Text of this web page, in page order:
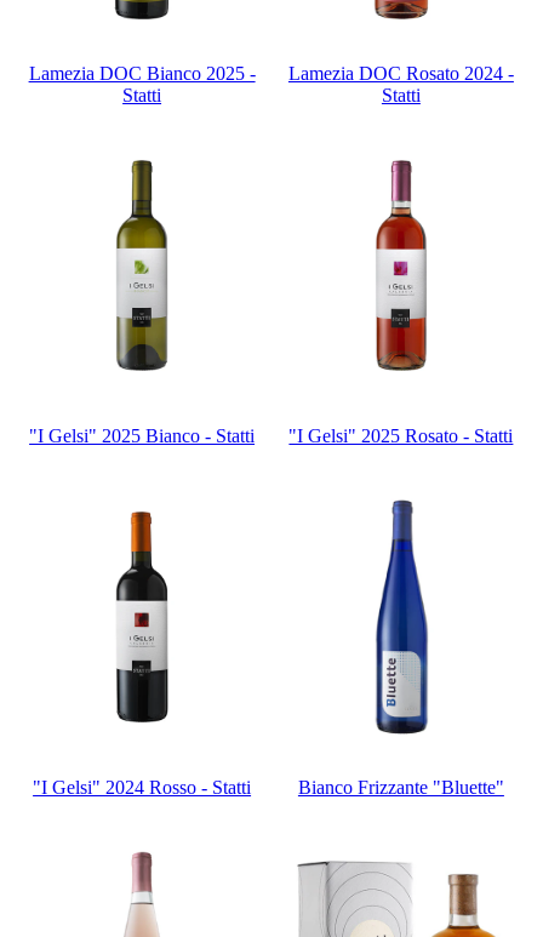
Lamezia DOC Bianco 2025 -
Statti
Lamezia DOC Rosato 2024 -
Statti
"I Gelsi" 2025 Bianco - Statti "I Gelsi" 2025 Rosato - Statti
"I Gelsi" 2024 Rosso - Statti Bianco Frizzante "Bluette"